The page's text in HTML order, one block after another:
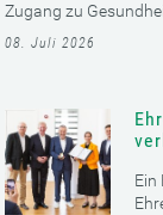
Zugang zu
08. Juli 2026
Ein